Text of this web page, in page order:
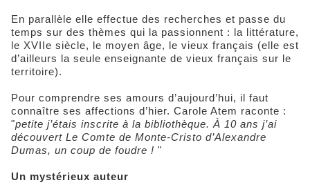
En parallèle elle effectue des recherches et passe du
temps sur des thèmes qui la passionnent : la littérature,
le XVIIe siècle, le moyen âge, le vieux français (elle est
d’ailleurs la seule enseignante de vieux français sur le
territoire).
Pour comprendre ses amours d’aujourd’hui, il faut
connaître ses affections d’hier. Carole Atem raconte :
"petite j’étais inscrite à la bibliothèque. À 10 ans j’ai
découvert Le Comte de Monte-Cristo d’Alexandre
Dumas, un coup de foudre ! "
Un mystérieux auteur